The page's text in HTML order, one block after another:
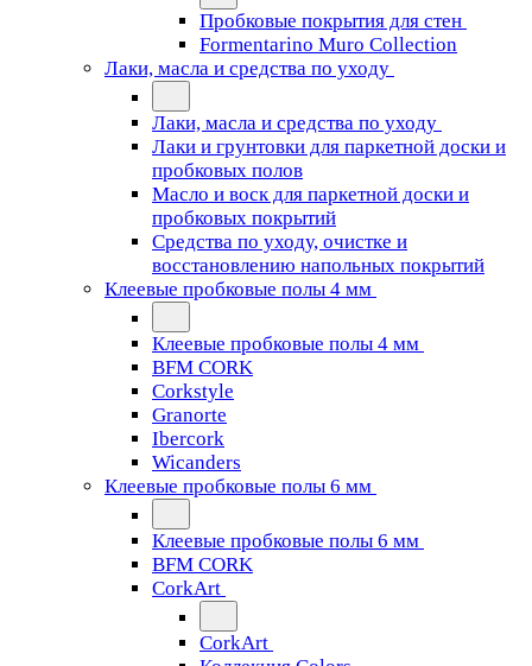
Пробковые покрытия для стен
Formentarino Muro Collection
Лаки, масла и средства по уходу
Лаки, масла и средства по уходу
Лаки и грунтовки для паркетной доски и
пробковых полов
Масло и воск для паркетной доски и
пробковых покрытий
Средства по уходу, очистке и
восстановлению напольных покрытий
Клеевые пробковые полы 4 мм
Клеевые пробковые полы 4 мм
BFM CORK
Corkstyle
Granorte
Ibercork
Wicanders
Клеевые пробковые полы 6 мм
Клеевые пробковые полы 6 мм
BFM CORK
CorkArt
CorkArt